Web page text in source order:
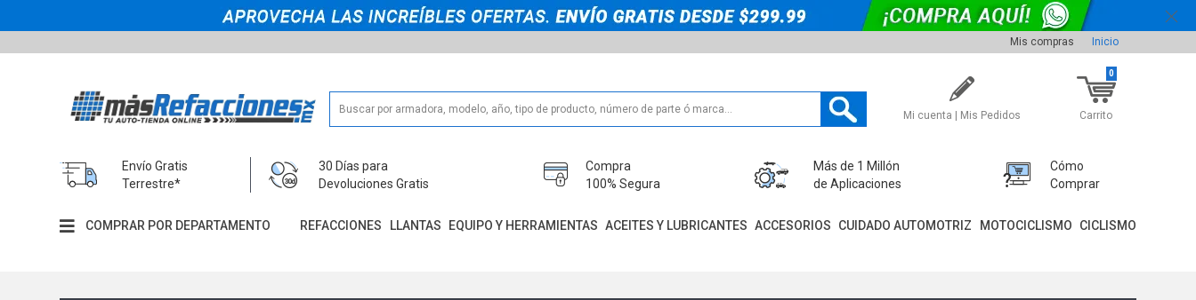
Mis compras Inicio
Mi cuenta | Mis Pedidos Carrito
0
Envío Gratis
Terrestre*
30 Días para
Devoluciones Gratis
Compra
100% Segura
Más de 1 Millón
de Aplicaciones
Cómo
Comprar
COMPRAR POR DEPARTAMENTO REFACCIONES LLANTAS EQUIPO Y HERRAMIENTAS ACEITES Y LUBRICANTES ACCESORIOS CUIDADO AUTOMOTRIZ MOTOCICLISMO CICLISMO